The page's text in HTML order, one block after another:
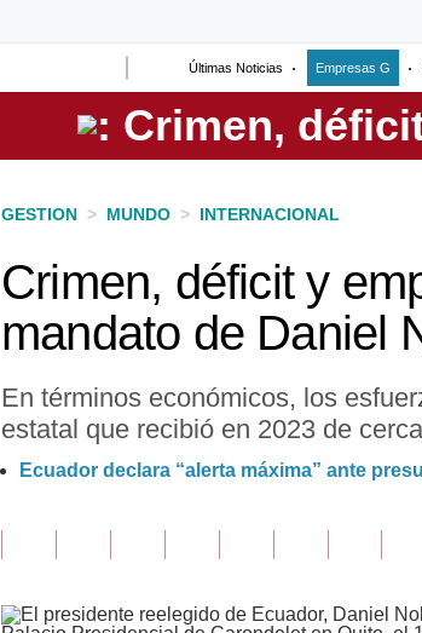
Últimas Noticias Empresas G
GESTION > MUNDO > INTERNACIONAL
Crimen, déficit y
mandato de Daniel
En términos económicos, los
estatal que recibió en 2023 de
Ecuador declara “alerta máxima” ante